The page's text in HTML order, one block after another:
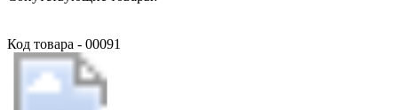
Код товара - 00091